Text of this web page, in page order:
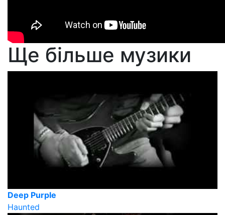
Ще більше музики
Deep Purple
Haunted